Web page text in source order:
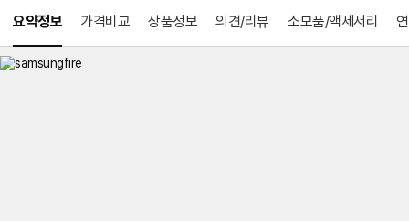
요약정보 가격비교 상품정보 의견/리뷰 소모품/액세서리